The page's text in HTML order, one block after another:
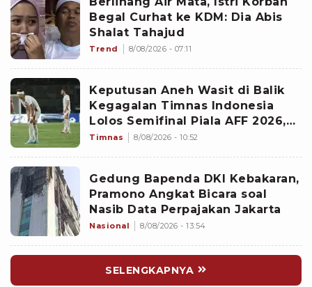
Begal Curhat ke KDM: Dia Abis
Shalat Tahajud
Trend 8/08/2026 - 07:11
Keputusan Aneh Wasit di Balik
Kegagalan Timnas Indonesia
Lolos Semifinal Piala AFF 2026,
Untungkan Singapura dan
Timnas 8/08/2026 - 10:52
Gedung Bapenda DKI Kebakaran,
Pramono Angkat Bicara soal
Nasib Data Perpajakan Jakarta
Nasional 8/08/2026 - 13:54
SELENGKAPNYA